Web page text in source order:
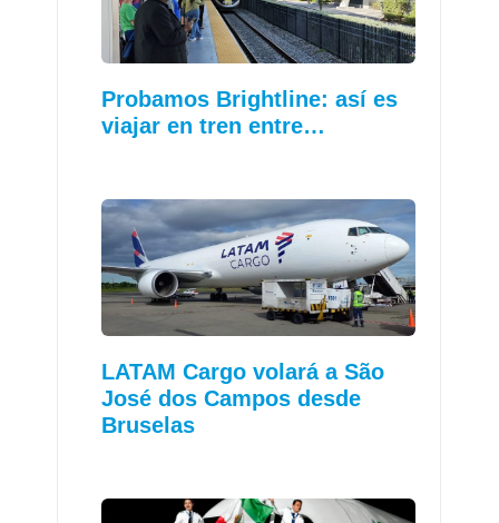
Probamos Brightline: así es
viajar en tren entre…
LATAM Cargo volará a São
José dos Campos desde
Bruselas